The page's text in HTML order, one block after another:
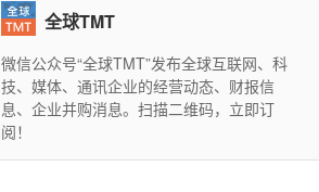
全球TMT
微信公众号“全球TMT”发布全球互联网、科
技、媒体、通讯企业的经营动态、财报信
息、企业并购消息。扫描二维码，立即订
阅！